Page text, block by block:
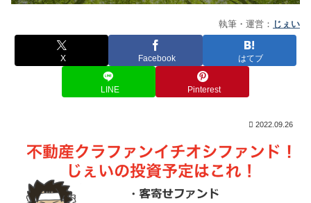
執筆・運営： じぇい
X Facebook はてブ
LINE Pinterest
2022.09.26